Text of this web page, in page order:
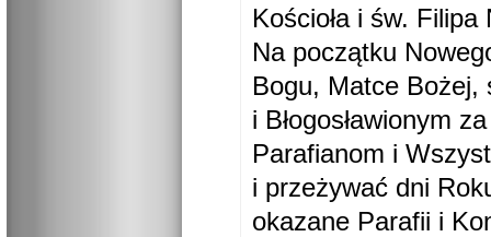
Kościoła i św. Filipa
Na początku
Bogu, Matce Bożej,
i Błogosławionym
Parafianom i
i przeżywać dni
okazane Parafii i